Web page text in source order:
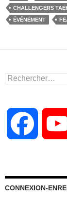
e
b
o
k
o
d
n
CHALLENGERS
ÉVÉNEMENT
Rechercher :
c
CONNEXION-